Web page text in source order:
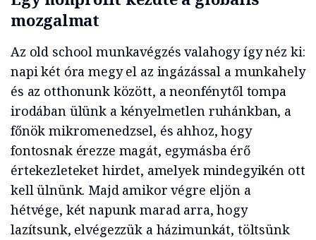
mozgalmat
Az old school munkavégzés valahogy így néz ki:
napi két óra megy el az ingázással a munkahely
és az otthonunk között, a neonfénytől tompa
irodában ülünk a kényelmetlen ruhánkban, a
főnök mikromenedzsel, és ahhoz, hogy
fontosnak érezze magát, egymásba érő
értekezleteket hirdet, amelyek mindegyikén ott
kell ülnünk. Majd amikor végre eljön a
hétvége, két napunk marad arra, hogy
lazítsunk, elvégezzük a házimunkát, töltsünk